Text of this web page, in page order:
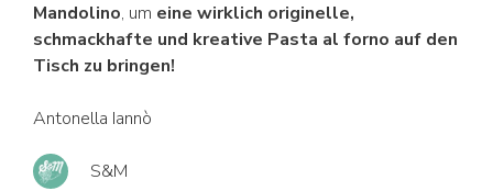
Mandolino, um eine wirklich originelle,
schmackhafte und kreative Pasta al forno auf den
Tisch zu bringen!
Antonella Iannò
S&M